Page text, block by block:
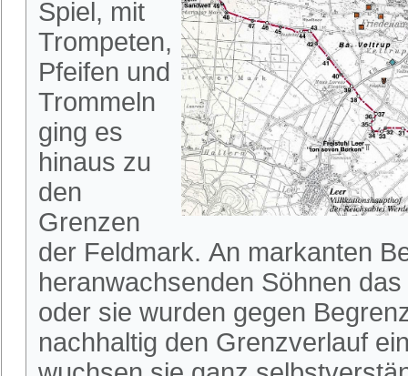
Spiel, mit
Trompeten,
Pfeifen und
Trommeln
ging es
hinaus zu
den
Grenzen
der Feldmark. An markanten
heranwachsenden Söhnen
oder sie wurden gegen
nachhaltig den Grenzverlauf